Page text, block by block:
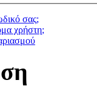
σας;
χρήστη;